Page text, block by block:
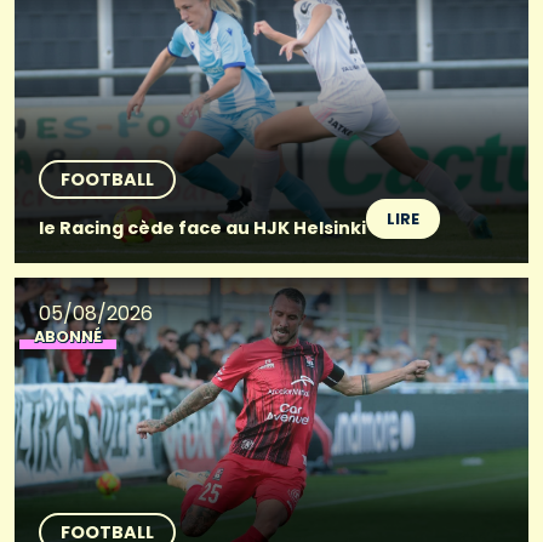
FOOTBALL
le Racing cède face au HJK Helsinki
LIRE
05/08/2026
ABONNÉ
FOOTBALL